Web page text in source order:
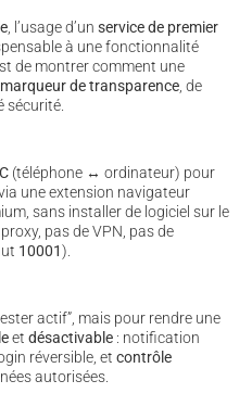
, l’usage d’un service de premier
à une fonctionnalité
de montrer comment une
marqueur de transparence, de
sécurité.
(téléphone ↔ ordinateur) pour
une extension navigateur
sans installer de logiciel sur le
pas de VPN, pas de
10001).
actif”, mais pour rendre une
et désactivable : notification
réversible, et contrôle
autorisées.